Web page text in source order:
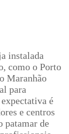
instalada
como o Porto
Maranhão
para
é
e centros
patamar de